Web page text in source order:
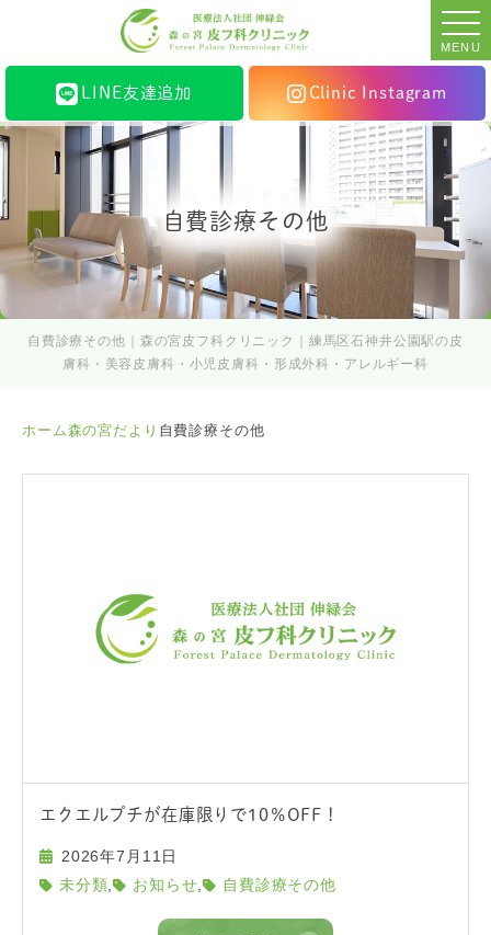
MENU
LINE友達追加 Clinic Instagram
自費診療その他
自費診療その他｜森の宮皮フ科クリニック｜練馬区石神井公園駅の皮
膚科・美容皮膚科・小児皮膚科・形成外科・アレルギー科
ホーム森の宮だより 自費診療その他
エクエルプチが在庫限りで10％OFF！
2026年7月11日
未分類 , お知らせ , 自費診療その他